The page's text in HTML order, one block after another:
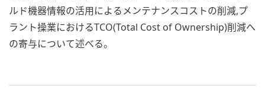
ルド機器情報の活用によるメンテナンスコストの削減,プ
ラント操業におけるTCO(Total Cost of Ownership)削減へ
の寄与について述べる。